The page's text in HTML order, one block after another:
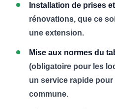
Installation de prises
rénovations, que ce
une extension.
Mise aux normes du
(obligatoire pour les
un service rapide
commune.